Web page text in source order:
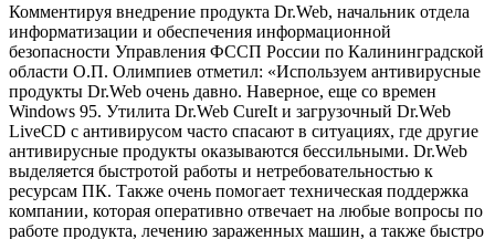
Комментируя внедрение продукта Dr.Web, начальник отдела
информатизации и обеспечения информационной
безопасности Управления ФССП России по Калининградской
области О.П. Олимпиев отметил: «Используем антивирусные
продукты Dr.Web очень давно. Наверное, еще со времен
Windows 95. Утилита Dr.Web CureIt и загрузочный Dr.Web
LiveCD с антивирусом часто спасают в ситуациях, где другие
антивирусные продукты оказываются бессильными. Dr.Web
выделяется быстротой работы и нетребовательностью к
ресурсам ПК. Также очень помогает техническая поддержка
компании, которая оперативно отвечает на любые вопросы по
работе продукта, лечению зараженных машин, а также быстро